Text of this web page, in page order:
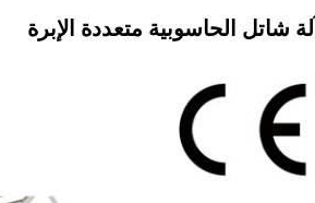
آلة شاتل الحاسوبية متعددة الإبرة